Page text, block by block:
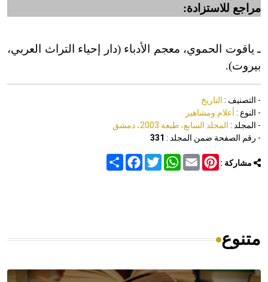
مراجع للاستزادة:
ـ ياقوت الحموي، معجم الأدباء (دار إحياء التراث العربي،
بيروت).
- التصنيف : التاريخ
- النوع : أعلام ومشاهير
- المجلد : المجلد السابع، طبعة 2003، دمشق
- رقم الصفحة ضمن المجلد : 331
مشاركة : Share
FacebookTwitter
WhatsAppEmail
Pinterest
متنوع